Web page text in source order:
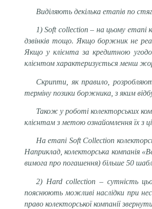
Виділяють декілька етапів по
1) Soft collection – на цьому етапі
дзвінків тощо. Якщо боржник не
Якщо у клієнта за кредитною
клієнтом характеризується менш
Скрипти, як правило,
терміну позики боржника, з яким
Також у роботі колекторських
клієнтам з метою ознайомлення їх з
На етапі Soft Collection
Наприклад, колекторська компанія
вимога про погашення) більше 50
2) Hard collection – сутність
пояснюють можливі наслідки при
право колекторської компанії